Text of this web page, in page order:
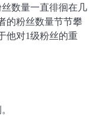
数量一直徘徊在几
的粉丝数量节节攀
他对1级粉丝的重